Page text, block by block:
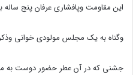
این مقاومت وپافشاری عرفان پنج
وگناه به یک مجلس مولودی خوانی
جشنی که در آن عطر حضور دوست به